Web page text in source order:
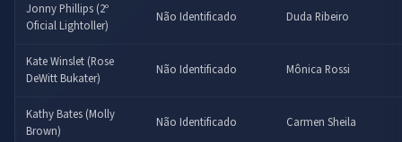
Jonny Phillips (2º
Oficial Lightoller)
Não Identificado Duda Ribeiro
Kate Winslet (Rose
DeWitt Bukater)
Não Identificado Mônica Rossi
Kathy Bates (Molly
Brown)
Não Identificado Carmen Sheila